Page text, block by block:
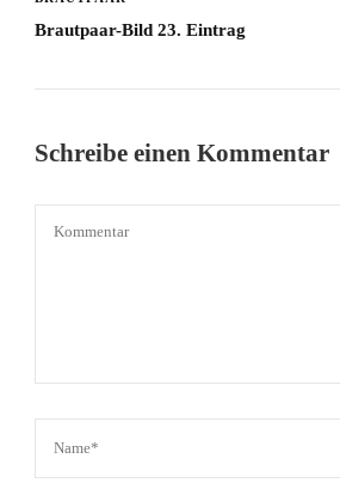
Brautpaar-Bild 23. Eintrag
Schreibe einen Kommentar